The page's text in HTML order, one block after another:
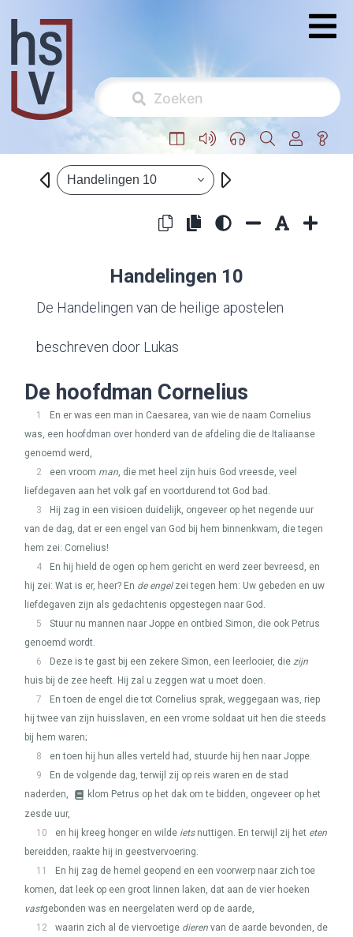
Handelingen 10
Handelingen 10
De Handelingen van de heilige apostelen
beschreven door Lukas
De hoofdman Cornelius
1
En er was een man in Caesarea, van wie de naam Cornelius
was, een hoofdman over honderd van de afdeling die de Italiaanse
genoemd werd,
2
een vroom man, die met heel zijn huis God vreesde, veel
liefdegaven aan het volk gaf en voortdurend tot God bad.
3
Hij zag in een visioen duidelijk, ongeveer op het negende uur
van de dag, dat er een engel van God bij hem binnenkwam, die tegen
hem zei: Cornelius!
4
En hij hield de ogen op hem gericht en werd zeer bevreesd, en
hij zei: Wat is er, heer? En de engelzei tegen hem: Uw gebeden en uw
liefdegaven zijn als gedachtenis opgestegen naar God.
5
Stuur nu mannen naar Joppe en ontbied Simon, die ook Petrus
genoemd wordt.
6
Deze is te gast bij een zekere Simon, een leerlooier, die zijn
huis bij de zee heeft. Hij zal u zeggen wat u moet doen.
7
En toen de engel die tot Cornelius sprak, weggegaan was, riep
hij twee van zijn huisslaven, en een vrome soldaat uit hen die steeds
bij hem waren;
8
en toen hij hun alles verteld had, stuurde hij hen naar Joppe.
9
En de volgende dag, terwijl zij op reis waren en de stad
naderden,
klom Petrus op het dak om te bidden, ongeveer op het
zesde uur,
10
en hij kreeg honger en wilde ietsnuttigen. En terwijl zij het eten
bereidden, raakte hij in geestvervoering.
11
En hij zag de hemel geopend en een voorwerp naar zich toe
komen, dat leek op een groot linnen laken, dat aan de vier hoeken
vastgebonden was en neergelaten werd op de aarde,
12
waarin zich al de viervoetige dieren van de aarde bevonden, de